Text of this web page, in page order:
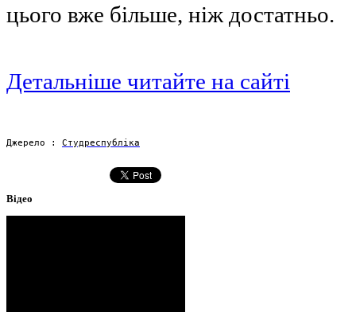
цього вже більше, ніж достатньо.
Детальніше читайте на сайті
Джерело : Студреспубліка
Відео